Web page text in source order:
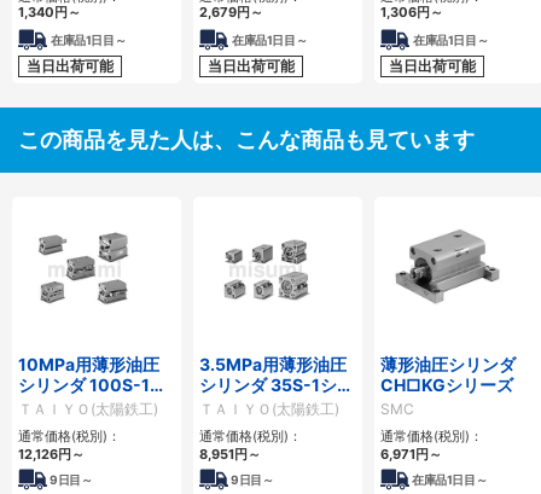
1,340 円 ～
在庫品1日目～
当日出荷可能
2,679円 ～
在庫品1日目～
当日出荷可能
1,306円 ～
在庫品1日目～
当日出荷可能
この商品を見た人は、こんな商品も見ています
10MPa用薄形油圧
シリンダ 100S-1シ
リーズ
ＴＡＩＹＯ(太陽鉄工)
通常価格(税別)：
12,126円 ～
9日目～
3.5MPa用薄形油圧
シリンダ 35S-1シリ
ーズ
ＴＡＩＹＯ(太陽鉄工)
通常価格(税別)：
8,951円 ～
9日目～
薄形油圧シリンダ
CH□KGシリーズ
SMC
通常価格(税別)：
6,971円 ～
在庫品1日目～